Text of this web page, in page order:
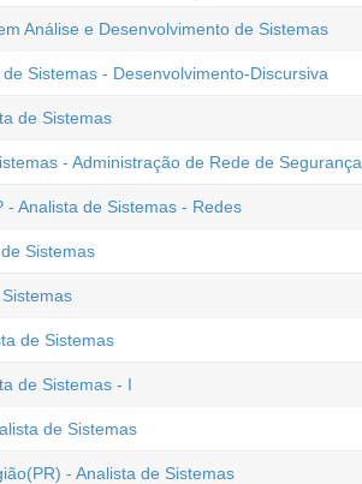
Análise e Desenvolvimento de Sistemas
Sistemas - Desenvolvimento-Discursiva
de Sistemas
- Administração de Rede de Segurança
- Analista de Sistemas - Redes
Sistemas
de Sistemas
de Sistemas - I
de Sistemas
- Analista de Sistemas